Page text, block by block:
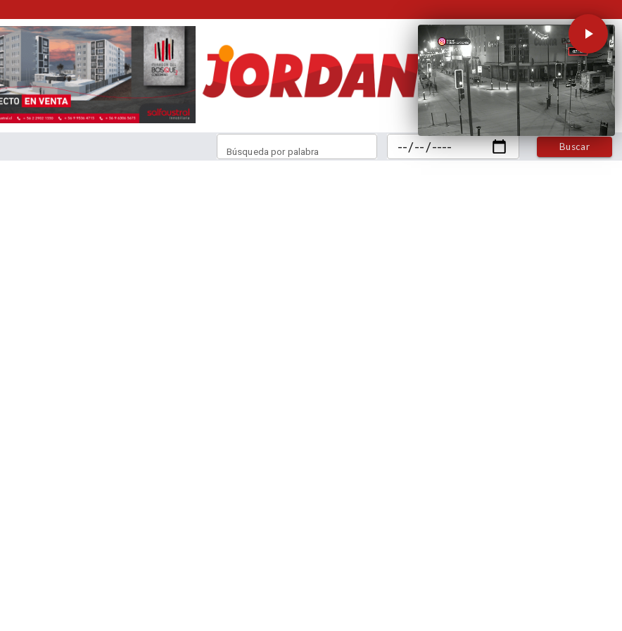
Buscar
Búsqueda por palabra